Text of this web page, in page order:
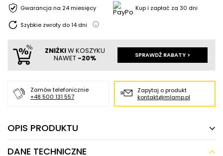
Gwarancja na 24 miesięcy Kup i zapłać za 30 dni
Szybkie zwroty do14 dni
ZNIŻKIW KOSZYKU
NAWET -20% SPRAWDŹ RABATY >
Zamów telefonicznie
+48 500 131 557
Zapytaj o produkt
kontakt@mlamp.pl
OPIS PRODUKTU
DANE TECHNICZNE